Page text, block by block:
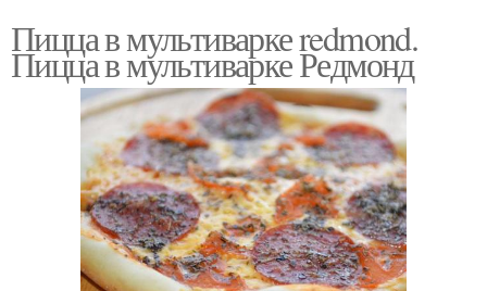
Пицца в мультиварке redmond.
Пицца в мультиварке Редмонд